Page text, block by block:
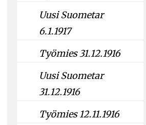
Uusi Suometar
6.1.1917
Työmies 31.12.1916
Uusi Suometar
31.12.1916
Työmies 12.11.1916